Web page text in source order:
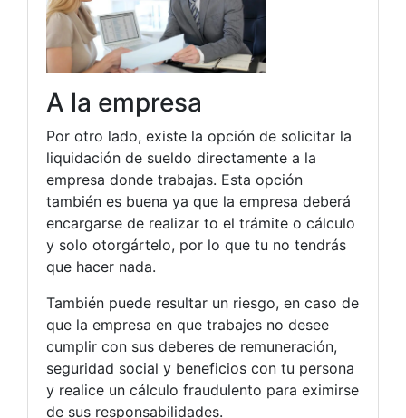
A la empresa
Por otro lado, existe la opción de solicitar la
liquidación de sueldo directamente a la
empresa donde trabajas. Esta opción
también es buena ya que la empresa deberá
encargarse de realizar to el trámite o cálculo
y solo otorgártelo, por lo que tu no tendrás
que hacer nada.
También puede resultar un riesgo, en caso de
que la empresa en que trabajes no desee
cumplir con sus deberes de remuneración,
seguridad social y beneficios con tu persona
y realice un cálculo fraudulento para eximirse
de sus responsabilidades.